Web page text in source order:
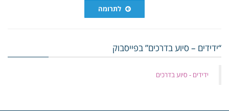
לתרומה
“ידידים – סיוע בדרכים” בפייסבוק
‏ידידים - סיוע בדרכים